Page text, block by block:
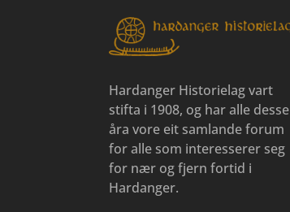
Hardanger Historielag vart
stifta i 1908, og har alle desse
åra vore eit samlande forum
for alle som interesserer seg
for nær og fjern fortid i
Hardanger.